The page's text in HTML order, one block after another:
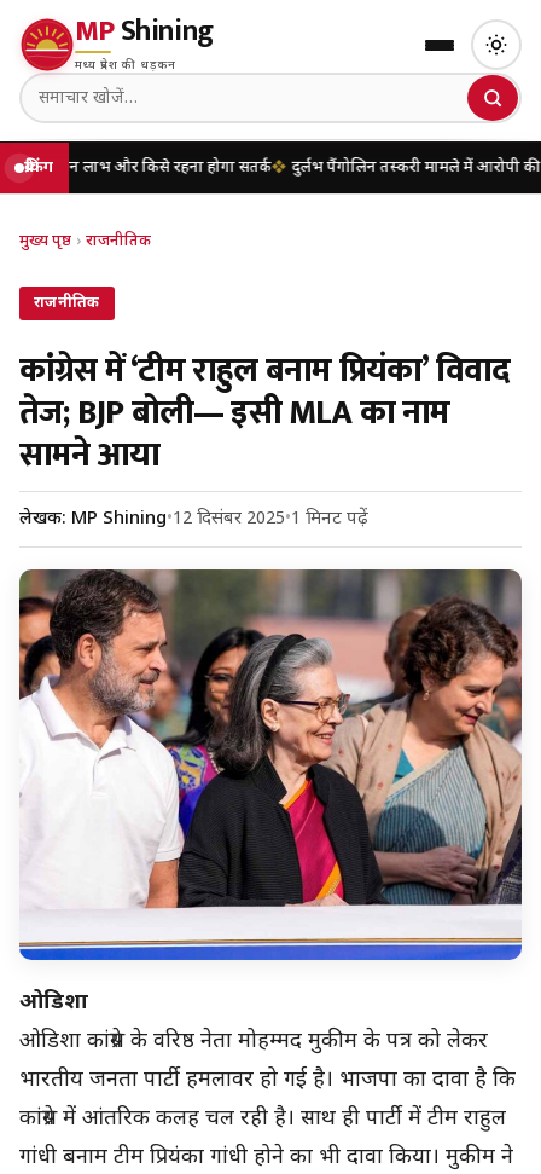
MPShining
मध्य प्रदेश की धड़कन
ब्रेकिंग
और किसे रहना होगा सतर्क दुर्लभ पैंगोलिन तस्करी मामले में आरोपी की जमानत
मुख्य पृष्ठ › राजनीतिक
राजनीतिक
कांग्रेस में ‘टीम राहुल बनाम प्रियंका’ विवाद
तेज; BJP बोली— इसी MLA का नाम
सामने आया
लेखक: MP Shining•12 दिसंबर 2025•1 मिनट पढ़ें
ओडिशा
ओडिशा कांग्रेस के वरिष्ठ नेता मोहम्मद मुकीम के पत्र को लेकर
भारतीय जनता पार्टी हमलावर हो गई है। भाजपा का दावा है कि
कांग्रेस में आंतरिक कलह चल रही है। साथ ही पार्टी में टीम राहुल
गांधी बनाम टीम प्रियंका गांधी होने का भी दावा किया। मुकीम ने